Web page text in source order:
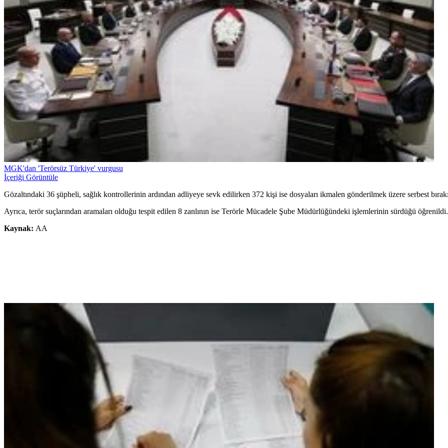
MGK'dan 'Terörsüz Türkiye' vurgusu
İçeriği Görüntüle
Gözaltındaki 36 şüpheli, sağlık kontrollerinin ardından adliyeye sevk edilirken 372 kişi ise dosyaları ikmalen gönderilmek üzere serbest
Ayrıca, terör suçlarından aramaları olduğu tespit edilen 8 zanlının ise Terörle Mücadele Şube Müdürlüğündeki işlemlerinin sürdüğü öğrenildi.
Kaynak: AA